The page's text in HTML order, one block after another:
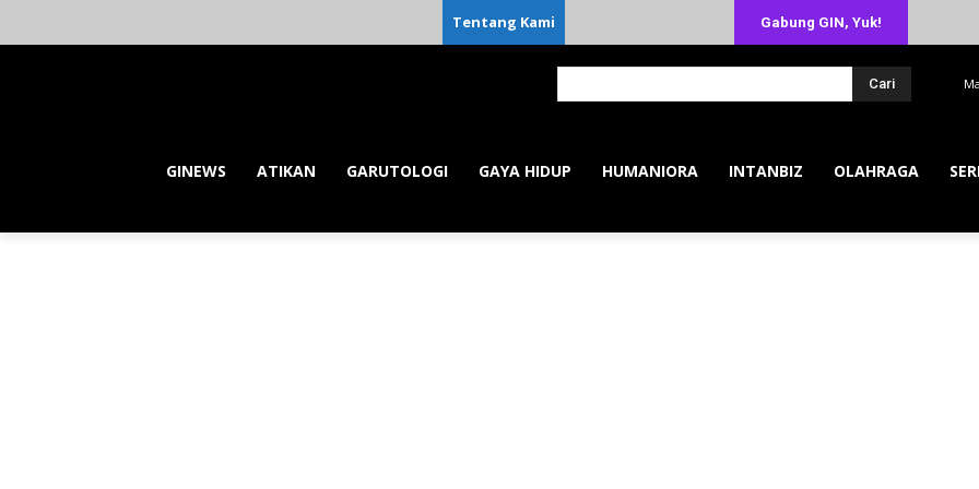
Tentang Kami Gabung GIN, Yuk!
Cari
GINEWS ATIKAN GARUTOLOGI GAYA HIDUP HUMANIORA INTANBIZ OLAHRAGA